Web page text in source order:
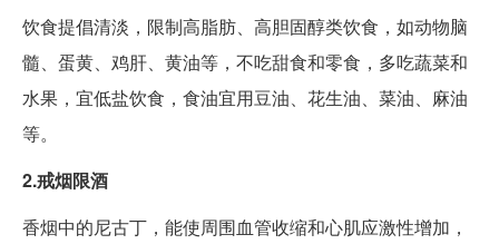
饮食提倡清淡，限制高脂肪、高胆固醇类饮食，如动物脑
髓、蛋黄、鸡肝、黄油等，不吃甜食和零食，多吃蔬菜和
水果，宜低盐饮食，食油宜用豆油、花生油、菜油、麻油
等。
2.戒烟限酒
香烟中的尼古丁，能使周围血管收缩和心肌应激性增加，